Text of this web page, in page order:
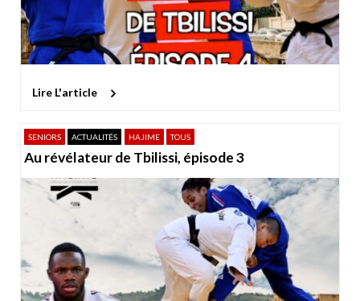
Lire L'article
SENIORS ACTUALITÉS HAJIME TOUS
Au révélateur de Tbilissi, épisode 3